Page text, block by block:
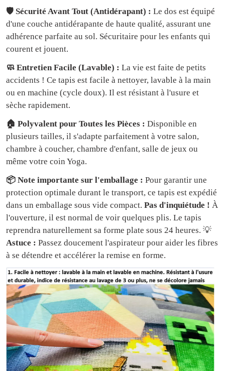
🛡️ Sécurité Avant Tout (Antidérapant) : Le dos est équipé
d'une couche antidérapante de haute qualité, assurant une
adhérence parfaite au sol. Sécuritaire pour les enfants qui
courent et jouent.
🧼 Entretien Facile (Lavable) : La vie est faite de petits
accidents ! Ce tapis est facile à nettoyer, lavable à la main
ou en machine (cycle doux). Il est résistant à l'usure et
sèche rapidement.
🏠 Polyvalent pour Toutes les Pièces : Disponible en
plusieurs tailles, il s'adapte parfaitement à votre salon,
chambre à coucher, chambre d'enfant, salle de jeux ou
même votre coin Yoga.
📦 Note importante sur l'emballage : Pour garantir une
protection optimale durant le transport, ce tapis est expédié
dans un emballage sous vide compact. Pas d'inquiétude ! À
l'ouverture, il est normal de voir quelques plis. Le tapis
reprendra naturellement sa forme plate sous 24 heures. 💡
Astuce : Passez doucement l'aspirateur pour aider les fibres
à se détendre et accélérer la remise en forme.